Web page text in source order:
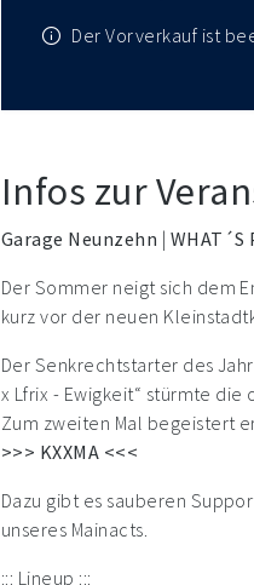
Der Vorverkauf ist
Infos zur
Garage Neunzehn | WHAT´S
Der Sommer neigt sich dem
kurz vor der neuen
Der Senkrechtstarter des
x Lfrix - Ewigkeit“ stürmte
Zum zweiten Mal begeistert
>>> KXXMA <<<
Dazu gibt es sauberen
unseres Mainacts.
::: Lineup :::